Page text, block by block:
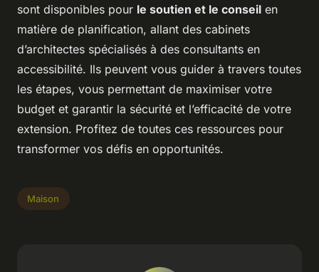
sont disponibles pour le soutien et le conseil en
matière de planification, allant des cabinets
d’architectes spécialisés à des consultants en
accessibilité. Ils peuvent vous guider à travers toutes
les étapes, vous permettant de maximiser votre
budget et garantir la sécurité et l’efficacité de votre
extension. Profitez de toutes ces ressources pour
transformer vos défis en opportunités.
Maison